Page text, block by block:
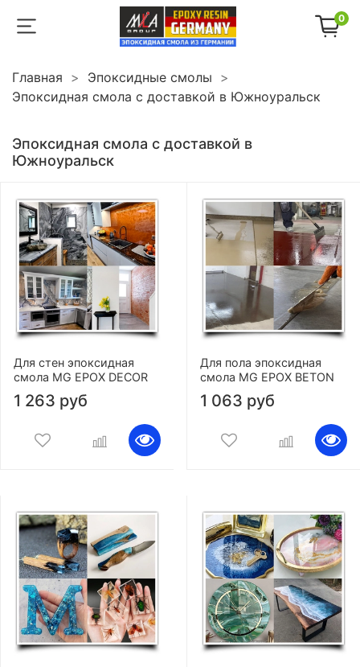
0
Главная
Эпоксидные смолы
Эпоксидная смола с доставкой в Южноуральск
Эпоксидная смола с доставкой в
Южноуральск
Для стен эпоксидная
смола MG EPOX DECOR
1 263 руб
Для пола эпоксидная
смола MG EPOX BETON
1 063 руб